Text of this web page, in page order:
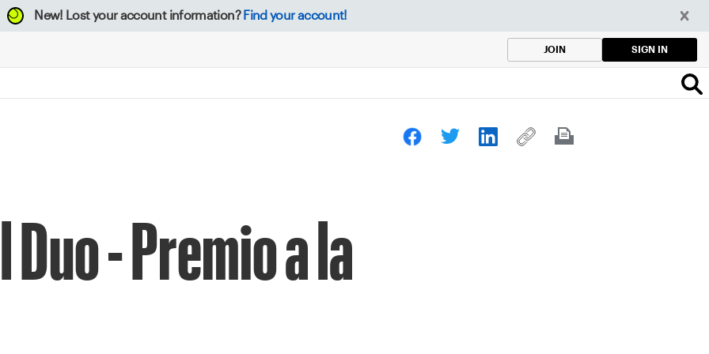
New! Lost your account information? Find your account!
JOIN SIGN IN
Duo - Premio a la